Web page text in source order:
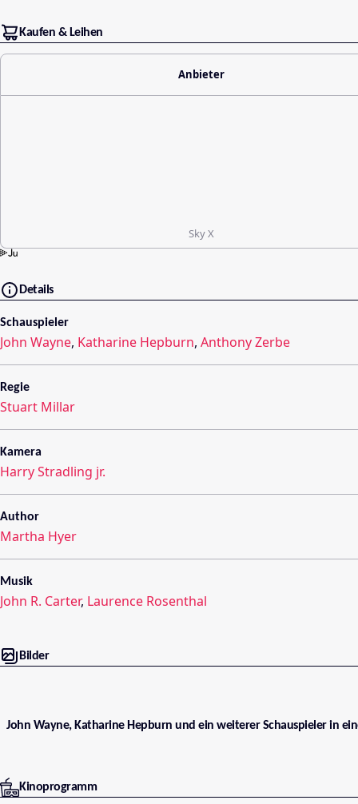
Kaufen & Leihen
Anbieter
Sky X
Details
Schauspieler
John Wayne, Katharine Hepburn, Anthony Zerbe
Regie
Stuart Millar
Kamera
Harry Stradling jr.
Author
Martha Hyer
Musik
John R. Carter, Laurence Rosenthal
Bilder
John Wayne, Katharine Hepburn und ein weiterer Schauspieler in
Kinoprogramm